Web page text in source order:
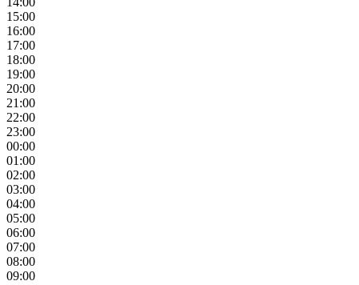
15:00
16:00
17:00
18:00
19:00
20:00
21:00
22:00
23:00
00:00
01:00
02:00
03:00
04:00
05:00
06:00
07:00
08:00
09:00